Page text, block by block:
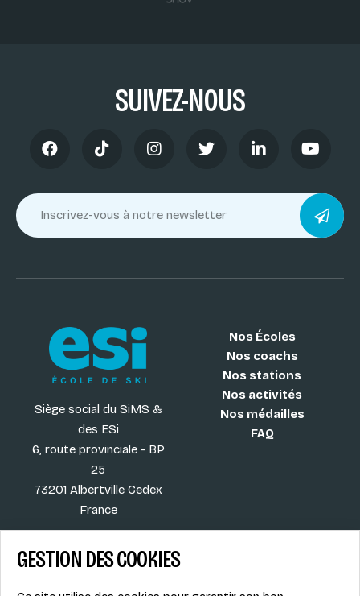
SUIVEZ-NOUS
Siège social du SiMS &
des ESi
6, route provinciale - BP
25
73201 Albertville Cedex
France
Nos Écoles
Nos coachs
Nos stations
Nos activités
Nos médailles
FAQ
GESTION DES COOKIES